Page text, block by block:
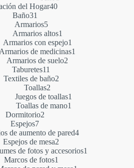
del Hogar4040
Baño31
productos
Armarios55
productos
Armarios altos1
producto
Armarios con espejo1
producto
de medicinas1
Armarios de suelo2
Taburetes11
productos
Textiles de baño22
Toallas2
productos
Juegos de toallas1
Toallas de mano1
Dormitorio22
Espejos77
productos
de aumento de pared44
Espejos de mesa2
productos
de fotos y accesorios1
Marcos de fotos1